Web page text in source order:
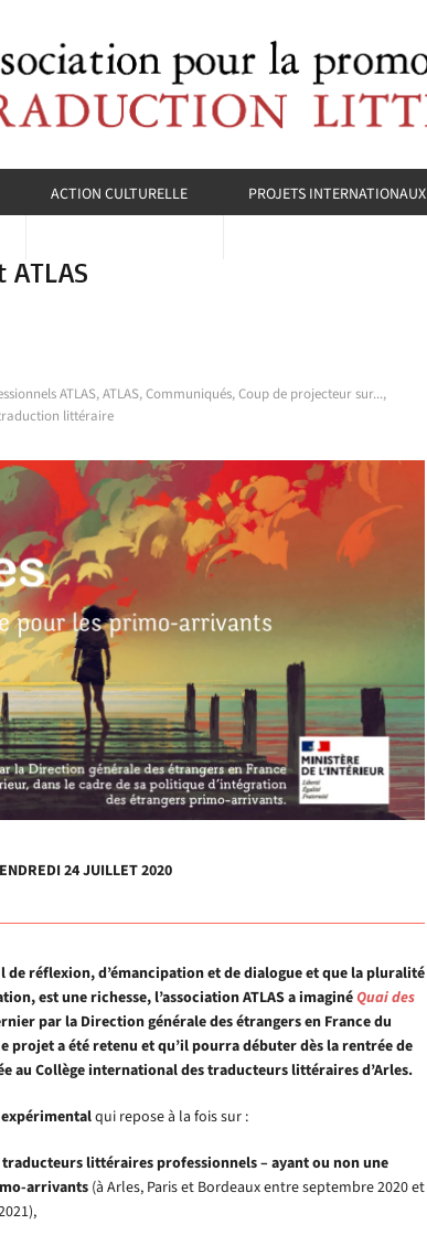
ACTION CULTURELLE PROJETS INTERNATIONAUX
ATLAS,ATLAS,Communiqués,Coup de projecteur sur...,
littéraire
24 JUILLET 2020
réflexion, d’émancipation et de dialogue et que la pluralité
est une richesse, l’association ATLAS a imaginéQuai des
par la Direction générale des étrangers en France du
projet a été retenu et qu’il pourra débuter dès la rentrée de
au Collège international des traducteurs littéraires d’Arles.
qui repose à la fois sur :
littéraires professionnels – ayant ou non une
arrivants (à Arles, Paris et Bordeaux entre septembre 2020 et